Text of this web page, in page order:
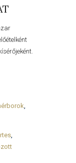
,